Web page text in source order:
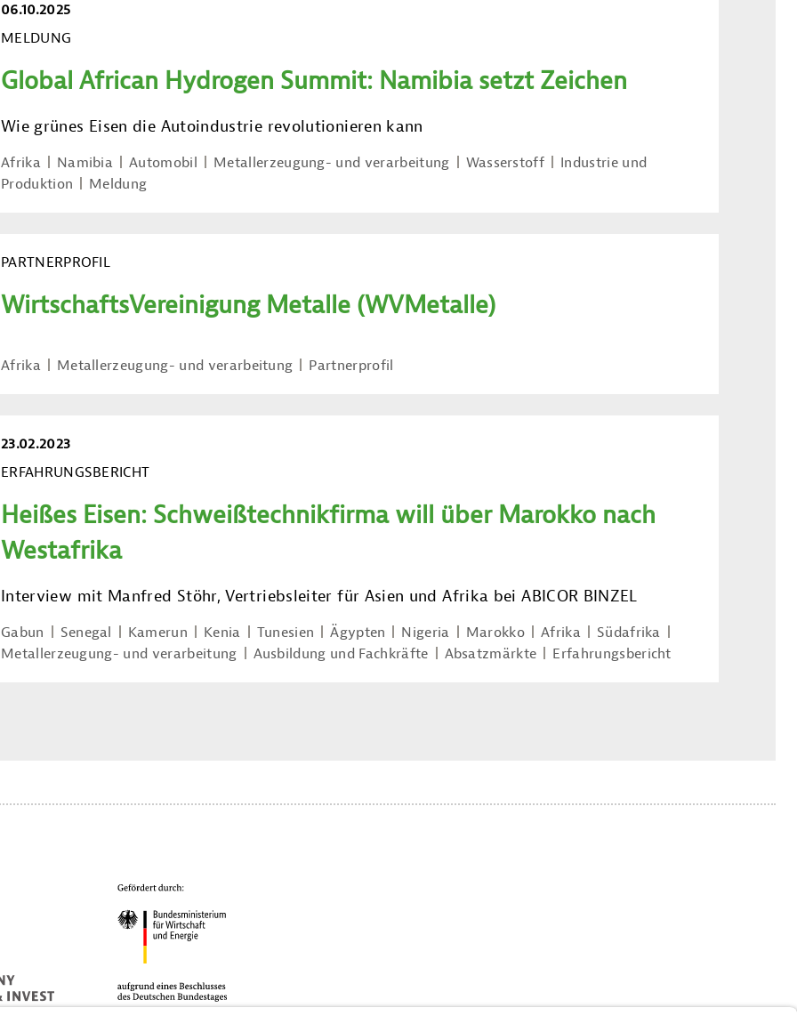
06.10.2025
MELDUNG
Global African Hydrogen Summit: Namibia setzt Zeichen
Wie grünes Eisen die Autoindustrie revolutionieren kann
Afrika Namibia Automobil Metallerzeugung- und verarbeitung Wasserstoff
Industrie und
Produktion
Meldung
PARTNERPROFIL
WirtschaftsVereinigung Metalle (WVMetalle)
Afrika Metallerzeugung- und verarbeitung Partnerprofil
23.02.2023
ERFAHRUNGSBERICHT
Heißes Eisen: Schweißtechnikfirma will über Marokko nach
Westafrika
Interview mit Manfred Stöhr, Vertriebsleiter für Asien und Afrika bei ABICOR BINZEL
Gabun Senegal Kamerun Kenia Tunesien Ägypten Nigeria Marokko Afrika
Südafrika
Metallerzeugung- und verarbeitung
Ausbildung und Fachkräfte Absatzmärkte Erfahrungsbericht